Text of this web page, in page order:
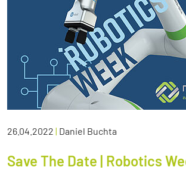
26.04.2022 | Daniel Buchta
Save The Date | Robotics